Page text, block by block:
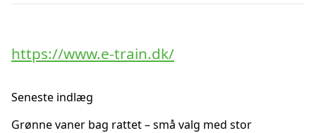
https://www.e-train.dk/
Seneste indlæg
Grønne vaner bag rattet – små valg med stor